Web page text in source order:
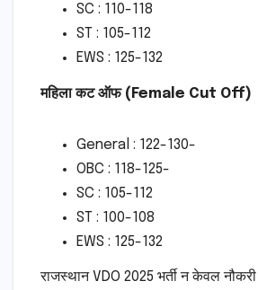
SC : 110-118
ST : 105-112
EWS : 125-132
महिला कट ऑफ (Female Cut Off)
General : 122-130-
OBC : 118-125-
SC : 105-112
ST : 100-108
EWS : 125-132
राजस्थान VDO 2025 भर्ती न केवल